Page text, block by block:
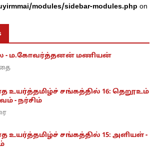
modules/sidebar-modules.php on
- ம.கோவர்த்தனன் மணியன்
உயர்த்தமிழ்ச் சங்கத்தில் 16: தெறூஉம்
- நர்சிம்
உயர்த்தமிழ்ச் சங்கத்தில் 15: அளியள் -